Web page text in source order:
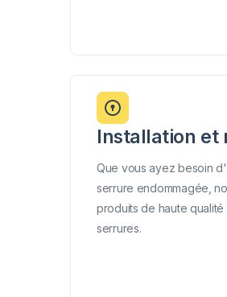
Installation et
Que vous ayez besoin
serrure endommagée,
produits de haute
serrures.